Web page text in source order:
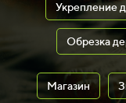
Укрепление
Обрезка
Магазин